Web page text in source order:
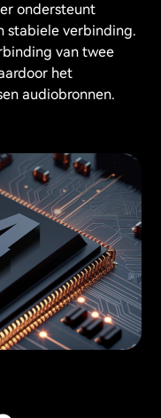
ondersteunt
stabiele verbinding.
van twee
het
audiobronnen.